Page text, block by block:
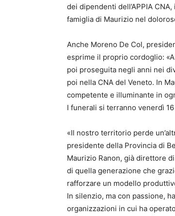
dei dipendenti dell’APPIA
famiglia di Maurizio nel
Anche Moreno De Col,
esprime il proprio cordoglio:
poi proseguita negli anni nei
poi nella CNA del Veneto. In
competente e illuminante in
I funerali si terranno venerdì
«Il nostro territorio perde
presidente della Provincia di
Maurizio Ranon, già direttore
di quella generazione che
rafforzare un modello
In silenzio, ma con passione,
organizzazioni in cui ha